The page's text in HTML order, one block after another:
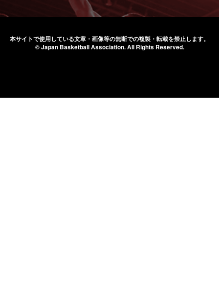
本サイトで使用している文章・画像等の無断での複製・転載を禁止します。
© Japan Basketball Association.All Rights Reserved.